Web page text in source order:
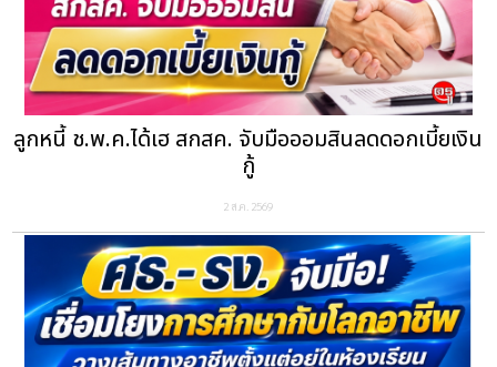
ลูกหนี้ ช.พ.ค.ได้เฮ สกสค. จับมือออมสินลดดอกเบี้ยเงิน
กู้
2 ส.ค. 2569